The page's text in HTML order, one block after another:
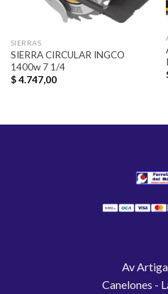
SIERRAS
SIERRA CIRCULAR INGCO
1400w 7 1/4
$4.747,00
Av
Canelones -